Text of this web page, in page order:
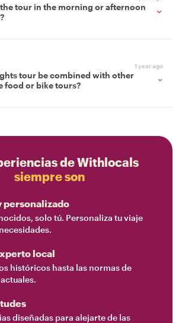
tour in the morning or afternoon
1 year ago
tour be combined with other
food or bike tours?
de Withlocals
siempre son
personalizado
solo tú. Personaliza tu viaje
local
históricos hasta las normas de
diseñadas para alejarte de las